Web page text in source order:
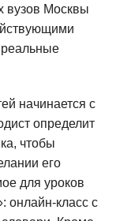
вузов Москвы
начинается с
определит
чтобы
его
для уроков
онлайн-класс с